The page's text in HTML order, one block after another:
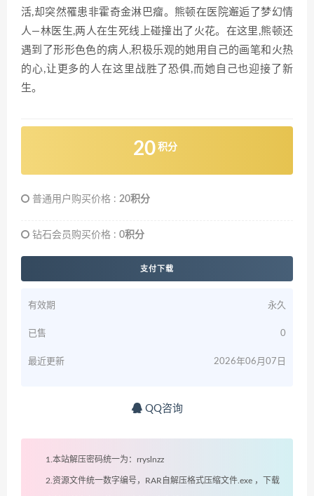
活,却突然罹患非霍奇金淋巴瘤。熊顿在医院邂逅了梦幻情
人—林医生,两人在生死线上碰撞出了火花。在这里,熊顿还
遇到了形形色色的病人,积极乐观的她用自己的画笔和火热
的心,让更多的人在这里战胜了恐俱,而她自己也迎接了新
生。
20 积分
普通用户购买价格 : 20积分
钻石会员购买价格 : 0积分
支付下载
有效期 永久
已售 0
最近更新 2026年06月07日
QQ咨询
1.本站解压密码统一为：rryslnzz
2.资源文件统一数字编号，RAR自解压格式压缩文件.exe ，下载